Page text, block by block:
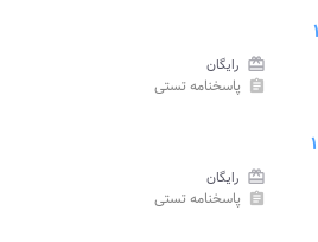
card_giftcard رایگان
assignment پاسخنامه تستی
card_giftcard رایگان
assignment پاسخنامه تستی